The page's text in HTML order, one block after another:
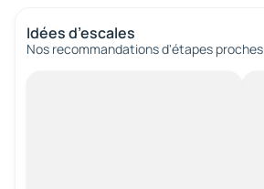
Idées d’escales
Nos recommandations d'étapes proches